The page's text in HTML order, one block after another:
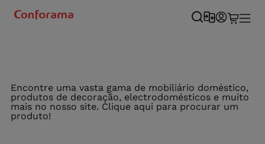
Encontre uma vasta gama de mobiliário doméstico,
produtos de decoração, electrodomésticos e muito
mais no nosso site. Clique aqui para procurar um
produto!